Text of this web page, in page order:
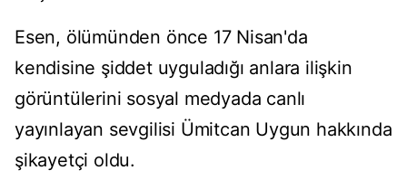
Esen, ölümünden önce 17 Nisan'da
kendisine şiddet uyguladığı anlara ilişkin
görüntülerini sosyal medyada canlı
yayınlayan sevgilisi Ümitcan Uygun hakkında
şikayetçi oldu.